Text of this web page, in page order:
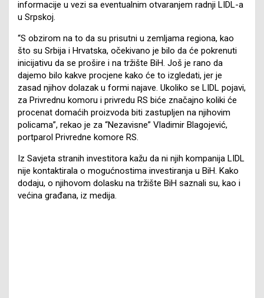
informacije u vezi sa eventualnim otvaranjem radnji LIDL-a
u Srpskoj.
“S obzirom na to da su prisutni u zemljama regiona, kao
što su Srbija i Hrvatska, očekivano je bilo da će pokrenuti
inicijativu da se prošire i na tržište BiH. Još je rano da
dajemo bilo kakve procjene kako će to izgledati, jer je
zasad njihov dolazak u formi najave. Ukoliko se LIDL pojavi,
za Privrednu komoru i privredu RS biće značajno koliki će
procenat domaćih proizvoda biti zastupljen na njihovim
policama”, rekao je za “Nezavisne” Vladimir Blagojević,
portparol Privredne komore RS.
Iz Savjeta stranih investitora kažu da ni njih kompanija LIDL
nije kontaktirala o mogućnostima investiranja u BiH. Kako
dodaju, o njihovom dolasku na tržište BiH saznali su, kao i
većina građana, iz medija.